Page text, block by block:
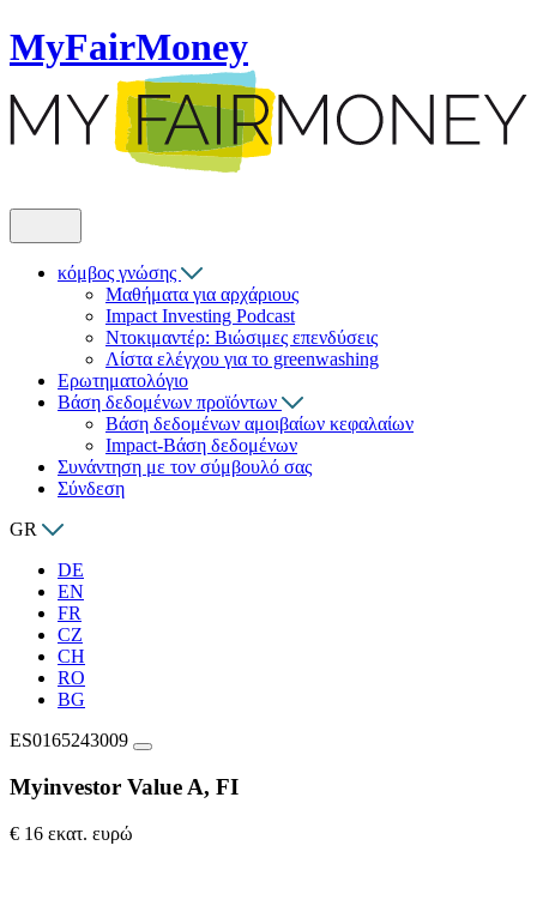
MyFairMoney
κόμβος γνώσης
Μαθήματα για αρχάριους
Impact Investing Podcast
Ντοκιμαντέρ: Βιώσιμες επενδύσεις
Λίστα ελέγχου για το greenwashing
Ερωτηματολόγιο
Βάση δεδομένων προϊόντων
Βάση δεδομένων αμοιβαίων κεφαλαίων
Impact-Βάση δεδομένων
Συνάντηση με τον σύμβουλό σας
Σύνδεση
GR
DE
EN
FR
CZ
CH
RO
BG
ES0165243009
Myinvestor Value A, FI
€ 16 εκατ. ευρώ